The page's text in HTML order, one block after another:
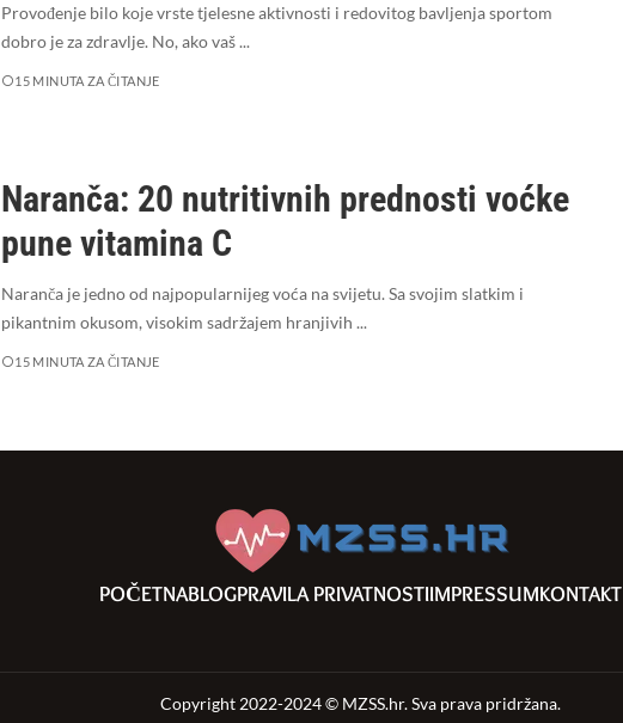
Provođenje bilo koje vrste tjelesne aktivnosti i redovitog bavljenja sportom
dobro je za zdravlje. No, ako vaš...
15 MINUTA ZA ČITANJE
Naranča: 20 nutritivnih prednosti voćke
pune vitamina C
Naranča je jedno od najpopularnijeg voća na svijetu. Sa svojim slatkim i
pikantnim okusom, visokim sadržajem hranjivih ...
15 MINUTA ZA ČITANJE
POČETNABLOGPRAVILA PRIVATNOSTIIMPRESSUMKONTAKT
Copyright 2022-2024 © MZSS.hr. Sva prava pridržana.